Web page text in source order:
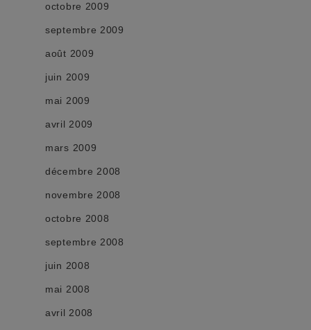
octobre 2009
septembre 2009
août 2009
juin 2009
mai 2009
avril 2009
mars 2009
décembre 2008
novembre 2008
octobre 2008
septembre 2008
juin 2008
mai 2008
avril 2008